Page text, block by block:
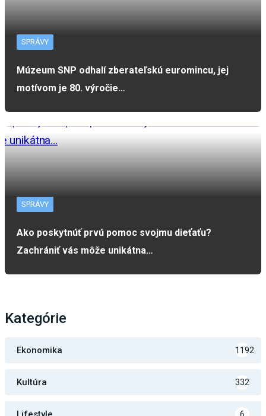
SPRÁVY
Múzeum SNP odhalí zberateľskú euromincu, jej
motívom je 80. výročie…
SPRÁVY
Ako poskytnúť prvú pomoc svojmu dieťaťu?
Zachrániť vás môže unikátna…
Kategórie
Ekonomika 1192
Kultúra 332